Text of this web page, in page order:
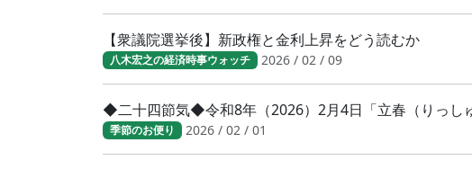
【衆議院選挙後】新政権と金利上昇をどう読むか
八木宏之の経済時事ウォッチ 2026 / 02 / 09
◆二十四節気◆令和8年（2026）2月4日「立春（りっし
季節のお便り 2026 / 02 / 01